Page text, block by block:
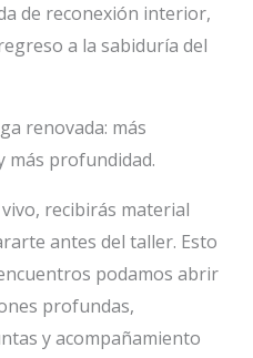
de reconexión interior,
a la sabiduría del
renovada: más
más profundidad.
recibirás material
antes del taller. Esto
podamos abrir
profundas,
y acompañamiento